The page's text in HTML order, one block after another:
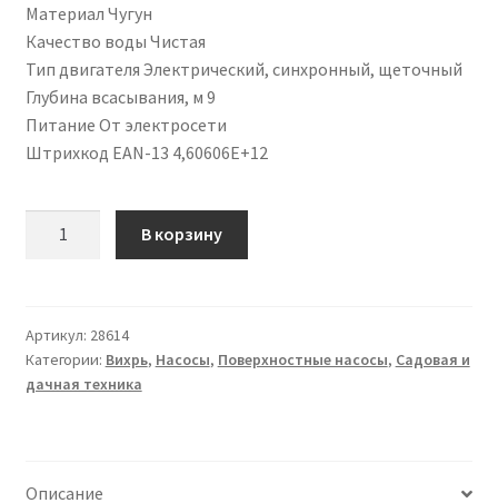
Материал Чугун
Качество воды Чистая
Тип двигателя Электрический, синхронный, щеточный
Глубина всасывания, м 9
Питание От электросети
Штрихкод EAN-13 4,60606E+12
ПН-1100Ч
Вихрь
В корзину
Артикул: 28614
Категории: Вихрь, Насосы, Поверхностные насосы, Садовая и
дачная техника
Описание